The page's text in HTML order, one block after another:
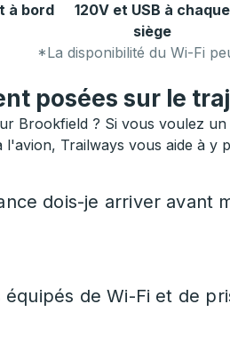
à bord
120V et USB à chaque
siège
*La disponibilité du Wi-Fi
posées sur le
Brookfield ? Si vous voulez
Trailways vous aide à
dois-je arriver avant
de Wi-Fi et de